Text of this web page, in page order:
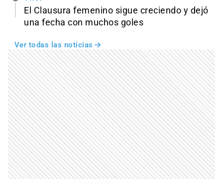
El Clausura femenino sigue creciendo y dejó
una fecha con muchos goles
Ver todas las noticias